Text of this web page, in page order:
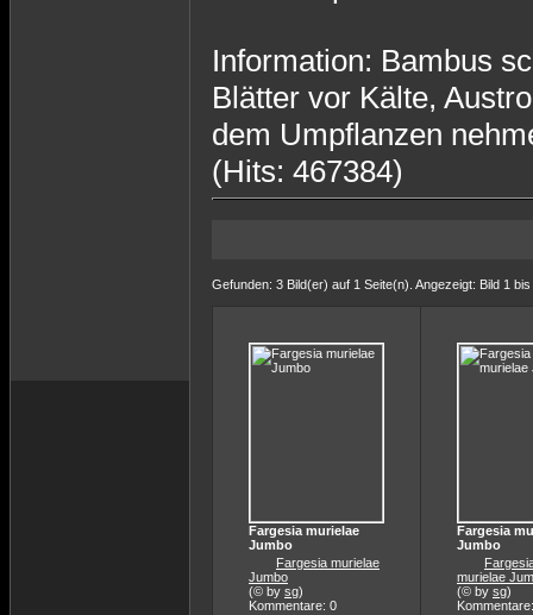
Information: Bambus
Blätter vor Kälte,
dem Umpflanzen
(Hits: 467384)
Gefunden: 3 Bild(er) auf 1 Seite(n). Angezeigt: Bild 1 bis
Fargesia murielae
Jumbo
Fargesia murielae
Jumbo
(© by sg)
Kommentare: 0
Fargesia
Jumbo
murielae
(© by sg)